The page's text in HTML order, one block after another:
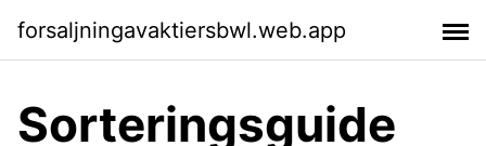
forsaljningavaktiersbwl.web.app
Sorteringsguide